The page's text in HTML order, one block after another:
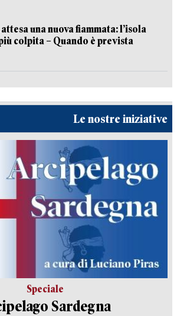
una nuova fiammata: l’isola
colpita – Quando è prevista
Le nostre iniziative
Speciale
Sardegna